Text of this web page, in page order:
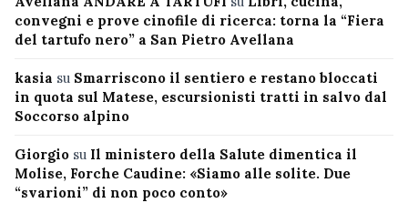
convegni e prove cinofile di ricerca: torna la “Fiera
del tartufo nero” a San Pietro Avellana
kasia su Smarriscono il sentiero e restano bloccati
in quota sul Matese, escursionisti tratti in salvo dal
Soccorso alpino
Giorgio su Il ministero della Salute dimentica il
Molise, Forche Caudine: «Siamo alle solite. Due
“svarioni” di non poco conto»